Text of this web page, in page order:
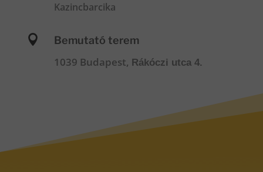
Kazincbarcika
 Bemutató terem
1039 Budapest, Rákóczi utca 4.